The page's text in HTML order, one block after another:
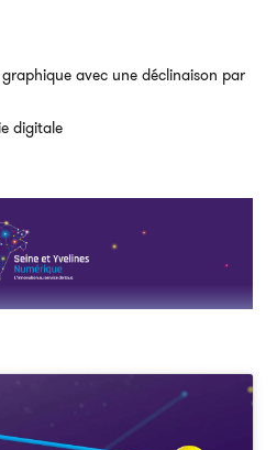
avec une déclinaison par
digitale